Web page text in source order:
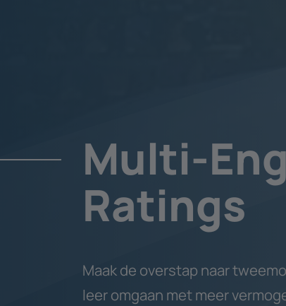
Multi-
Ratings
Maak de overstap naar
leer omgaan met meer